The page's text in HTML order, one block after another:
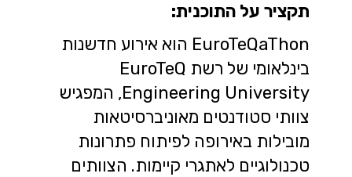
תקציר על התוכנית:
EuroTeQaThon הוא אירוע חדשנות
בינלאומי של רשת EuroTeQ
Engineering University, המפגיש
צוותי סטודנטים מאוניברסיטאות
מובילות באירופה לפיתוח פתרונות
טכנולוגיים לאתגרי קיימות. הצוותים